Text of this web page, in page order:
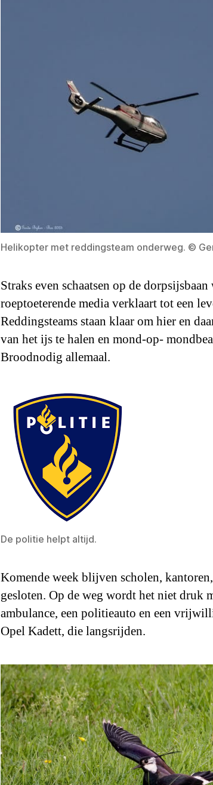
Helikopter met reddingsteam onderweg. ©
Straks even schaatsen op de
roeptoeterende media verklaart tot een
Reddingsteams staan klaar om hier en
van het ijs te halen en mond-op-
Broodnodig allemaal.
De politie helpt altijd.
Komende week blijven scholen,
gesloten. Op de weg wordt het niet druk
ambulance, een politieauto en een
Opel Kadett, die langsrijden.